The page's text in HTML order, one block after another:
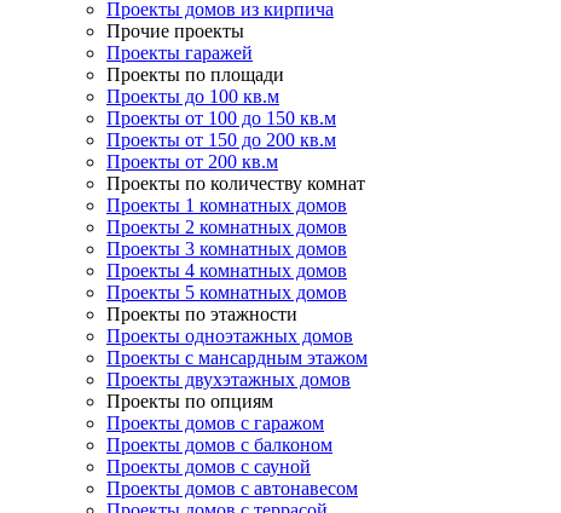
Проекты домов из кирпича
Прочие проекты
Проекты гаражей
Проекты по площади
Проекты до 100 кв.м
Проекты от 100 до 150 кв.м
Проекты от 150 до 200 кв.м
Проекты от 200 кв.м
Проекты по количеству комнат
Проекты 1 комнатных домов
Проекты 2 комнатных домов
Проекты 3 комнатных домов
Проекты 4 комнатных домов
Проекты 5 комнатных домов
Проекты по этажности
Проекты одноэтажных домов
Проекты с мансардным этажом
Проекты двухэтажных домов
Проекты по опциям
Проекты домов с гаражом
Проекты домов с балконом
Проекты домов с сауной
Проекты домов с автонавесом